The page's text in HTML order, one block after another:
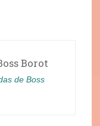
Borot
de Boss